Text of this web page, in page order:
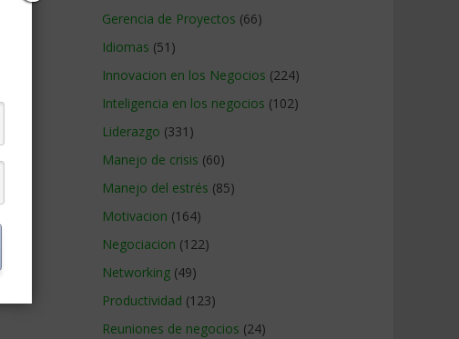
Gerencia de Proyectos (66)
Idiomas (51)
Innovacion en los Negocios (224)
Inteligencia en los negocios (102)
Liderazgo (331)
Manejo de crisis (60)
Manejo del estrés (85)
Motivacion (164)
Negociacion (122)
Networking (49)
Productividad (123)
Reuniones de negocios (24)